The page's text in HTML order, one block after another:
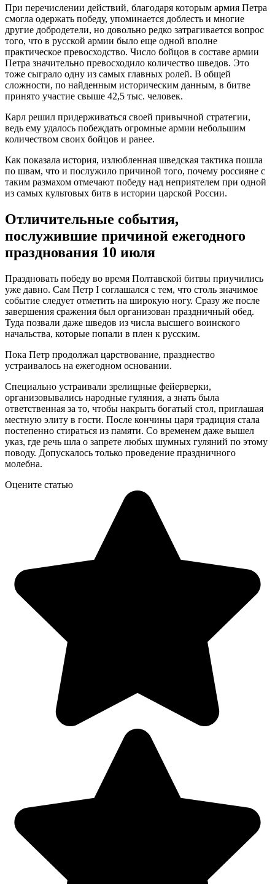
При перечислении действий, благодаря которым армия Петра
смогла одержать победу, упоминается доблесть и многие
другие добродетели, но довольно редко затрагивается вопрос
того, что в русской армии было еще одной вполне
практическое превосходство. Число бойцов в составе армии
Петра значительно превосходило количество шведов. Это
тоже сыграло одну из самых главных ролей. В общей
сложности, по найденным историческим данным, в битве
принято участие свыше 42,5 тыс. человек.
Карл решил придерживаться своей привычной стратегии,
ведь ему удалось побеждать огромные армии небольшим
количеством своих бойцов и ранее.
Как показала история, излюбленная шведская тактика пошла
по швам, что и послужило причиной того, почему россияне с
таким размахом отмечают победу над неприятелем при одной
из самых культовых битв в истории царской России.
Отличительные события,
послужившие причиной ежегодного
празднования 10 июля
Праздновать победу во время Полтавской битвы приучились
уже давно. Сам Петр I соглашался с тем, что столь значимое
событие следует отметить на широкую ногу. Сразу же после
завершения сражения был организован праздничный обед.
Туда позвали даже шведов из числа высшего воинского
начальства, которые попали в плен к русским.
Пока Петр продолжал царствование, празднество
устраивалось на ежегодном основании.
Специально устраивали зрелищные фейерверки,
организовывались народные гуляния, а знать была
ответственная за то, чтобы накрыть богатый стол, приглашая
местную элиту в гости. После кончины царя традиция стала
постепенно стираться из памяти. Со временем даже вышел
указ, где речь шла о запрете любых шумных гуляний по этому
поводу. Допускалось только проведение праздничного
молебна.
Оцените статью